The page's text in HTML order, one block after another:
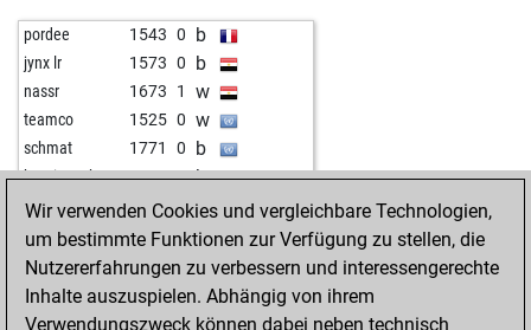
pordee 1543 0 b
jynx lr 1573 0 b
nassr 1673 1 w
teamco 1525 0 w
schmat 1771 0 b
bernie61chess 1739 0 b
borlotti11 1944 0 w
yoda64 1814 0 w
croesuspoker 1559 1 b
jochen5600 1653 1 w
happé 1510 1 b
Wir verwenden Cookies und vergleichbare Technologien,
um bestimmte Funktionen zur Verfügung zu stellen, die
Nutzererfahrungen zu verbessern und interessengerechte
Inhalte auszuspielen. Abhängig von ihrem
Verwendungszweck können dabei neben technisch